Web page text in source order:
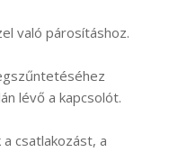
való párosításhoz.
lévő a kapcsolót.
csatlakozást, a